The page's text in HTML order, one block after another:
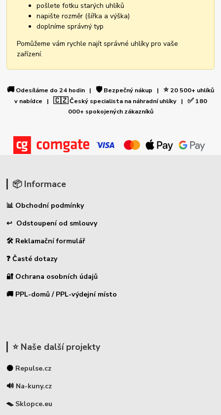
pošlete fotku starých uhlíků
napište rozměr (šířka a výška)
doplníme správný typ
Pomůžeme vám rychle najít správné uhlíky pro vaše
zařízení.
🚚 Odesíláme do 24 hodin | 🛡️Bezpečný nákup | ⭐20 500+ uhlíků
v nabídce | 🇨🇿Český specialista na náhradní uhlíky | ✅180
000+ spokojených zákazníků
📦 Informace
📊 Obchodní podmínky
↩ Odstoupení od smlouvy
🛠 Reklamační formulář
❓ Časté dotazy
🔐 Ochrana osobních údajů
🚚 PPL-domů / PPL-výdejní místo
⭐ Naše další projekty
⚫ Repulse.cz
🔊 Na-kuny.cz
🪤 Sklopce.eu